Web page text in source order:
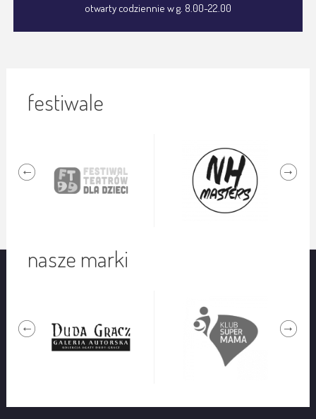
otwarty codziennie w g. 8.00-22.00
festiwale
nasze marki